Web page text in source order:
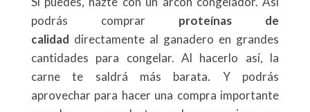
podrás comprar proteínas de
calidad directamente al ganadero en grandes
cantidades para congelar. Al hacerlo así, la
carne te saldrá más barata. Y podrás
aprovechar para hacer una compra importante